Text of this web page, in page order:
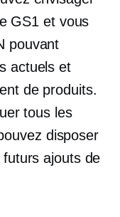
GS1 et vous
pouvant
actuels et
de produits.
tous les
disposer
futurs ajouts de